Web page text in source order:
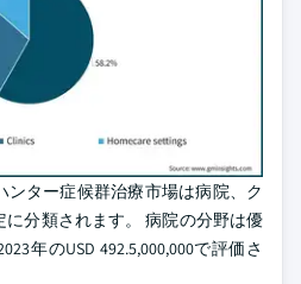
ンター症候群治療市場は病院、ク
に分類されます。 病院の分野は優
年のUSD 492.5,000,000で評価さ